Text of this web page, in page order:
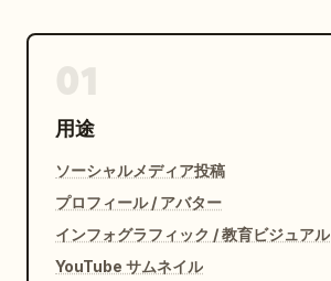
用途
ソーシャルメディア投稿
プロフィール / アバター
インフォグラフィック / 教育ビジュアル
YouTube サムネイル